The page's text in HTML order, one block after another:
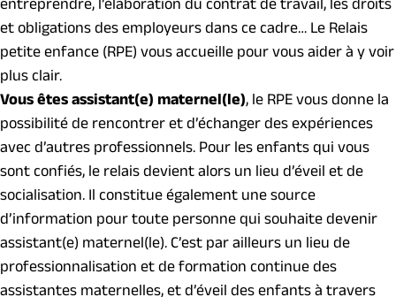
entreprendre, l’élaboration du contrat de travail, les droits
et obligations des employeurs dans ce cadre… Le Relais
petite enfance (RPE) vous accueille pour vous aider à y voir
plus clair.
Vous êtes assistant(e) maternel(le), le RPE vous donne la
possibilité de rencontrer et d’échanger des expériences
avec d’autres professionnels. Pour les enfants qui vous
sont confiés, le relais devient alors un lieu d’éveil et de
socialisation. Il constitue également une source
d’information pour toute personne qui souhaite devenir
assistant(e) maternel(le). C’est par ailleurs un lieu de
professionnalisation et de formation continue des